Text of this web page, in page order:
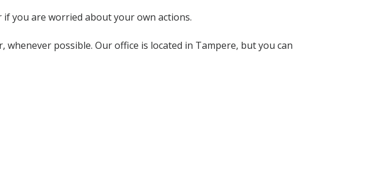
you are worried about your own actions.
possible. Our office is located in Tampere, but you can